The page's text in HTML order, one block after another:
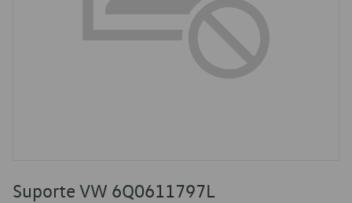
Suporte VW 6Q0611797L